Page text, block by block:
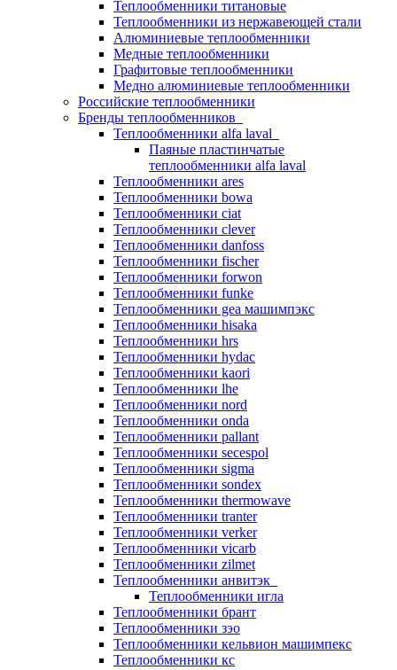
Теплообменники титановые
Теплообменники из нержавеющей стали
Алюминиевые теплообменники
Медные теплообменники
Графитовые теплообменники
Медно алюминиевые теплообменники
Российские теплообменники
Бренды теплообменников
Теплообменники alfa laval
Паяные пластинчатые
теплообменники alfa laval
Теплообменники ares
Теплообменники bowa
Теплообменники ciat
Теплообменники clever
Теплообменники danfoss
Теплообменники fischer
Теплообменники forwon
Теплообменники funke
Теплообменники gea машимпэкс
Теплообменники hisaka
Теплообменники hrs
Теплообменники hydac
Теплообменники kaori
Теплообменники lhe
Теплообменники nord
Теплообменники onda
Теплообменники pallant
Теплообменники secespol
Теплообменники sigma
Теплообменники sondex
Теплообменники thermowave
Теплообменники tranter
Теплообменники verker
Теплообменники vicarb
Теплообменники zilmet
Теплообменники анвитэк
Теплообменники игла
Теплообменники брант
Теплообменники зэо
Теплообменники кельвион машимпекс
Теплообменники кс